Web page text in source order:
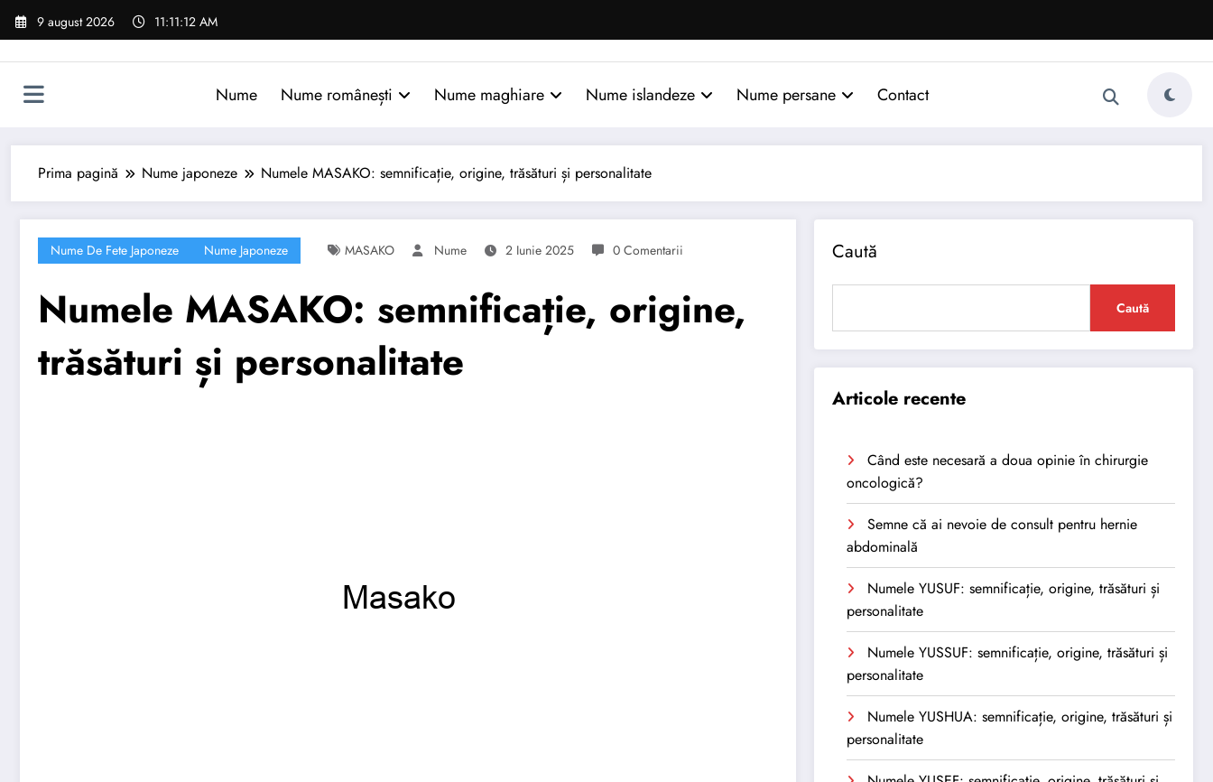
Sari
9 august 2026 11:11:13 AM
Nume Nume românești Nume maghiare Nume islandeze Nume persane Contact
Prima pagină Nume japoneze Numele MASAKO: semnificație, origine, trăsături și personalitate
Nume De Fete Japoneze Nume Japoneze MASAKO Nume 2 Iunie 2025 0 Comentarii
Numele MASAKO: semnificație, origine,
trăsături și personalitate
Caută
Caută
Articole recente
Când este necesară a doua opinie în chirurgie
oncologică?
Semne că ai nevoie de consult pentru hernie
abdominală
Numele YUSUF: semnificație, origine, trăsături și
personalitate
Numele YUSSUF: semnificație, origine, trăsături și
personalitate
Numele YUSHUA: semnificație, origine, trăsături și
personalitate